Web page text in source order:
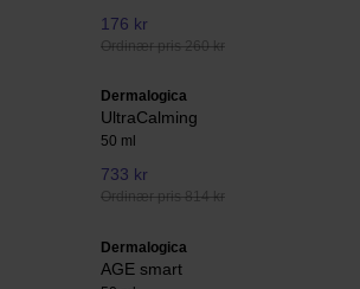
176 kr
Ordinær pris 260 kr
Dermalogica
UltraCalming
50 ml
733 kr
Ordinær pris 814 kr
Dermalogica
AGE smart